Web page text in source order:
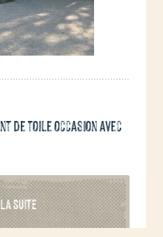
de toile occasion avec
SUITE